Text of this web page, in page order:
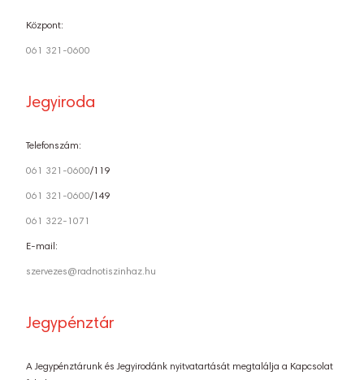
Központ:
061 321-0600
Jegyiroda
Telefonszám:
061 321-0600/119
061 321-0600/149
061 322-1071
E-mail:
szervezes@radnotiszinhaz.hu
Jegypénztár
A Jegypénztárunk és Jegyirodánk nyitvatartását megtalálja a Kapcsolat